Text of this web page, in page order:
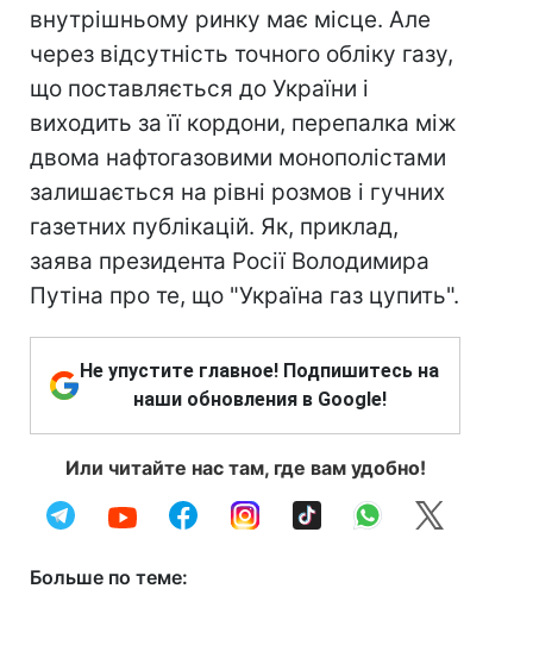
внутрішньому ринку має місце. Але
через відсутність точного обліку газу,
що поставляється до України і
виходить за її кордони, перепалка між
двома нафтогазовими монополістами
залишається на рівні розмов і гучних
газетних публікацій. Як, приклад,
заява президента Росії Володимира
Путіна про те, що "Україна газ цупить".
Не упустите главное! Подпишитесь на
наши обновления в Google!
Или читайте нас там, где вам удобно!
Больше по теме: